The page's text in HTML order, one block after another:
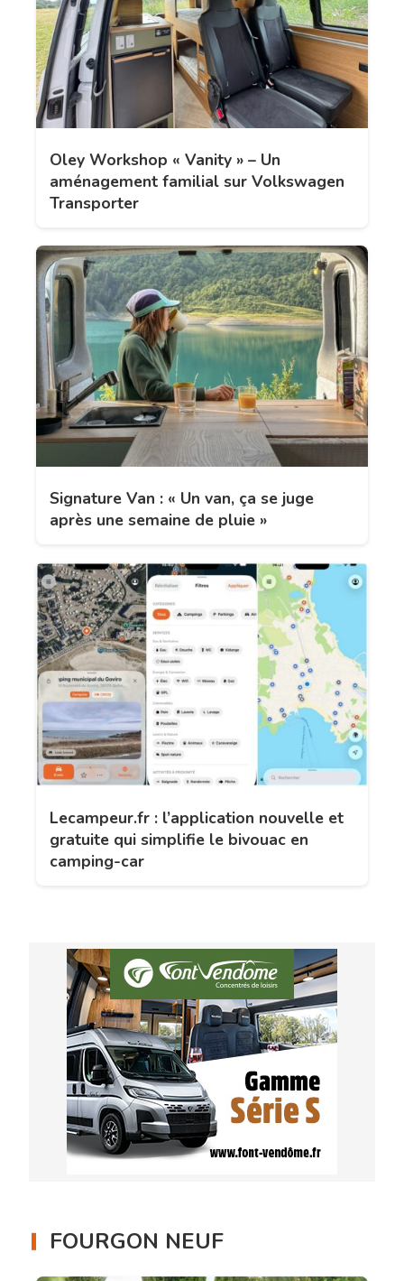
Oley Workshop « Vanity » – Un
aménagement familial sur Volkswagen
Transporter
Signature Van : « Un van, ça se juge
après une semaine de pluie »
Lecampeur.fr : l’application nouvelle et
gratuite qui simplifie le bivouac en
camping-car
FOURGON NEUF